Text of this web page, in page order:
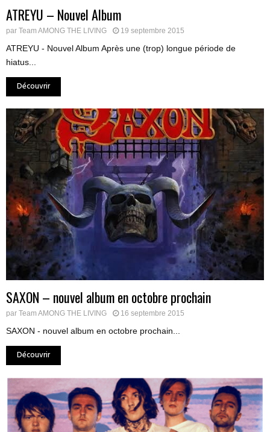
ATREYU – Nouvel Album
par Team AMONG THE LIVING 19 septembre 2015
ATREYU - Nouvel Album Après une (trop) longue période de
hiatus...
Découvrir
SAXON – nouvel album en octobre prochain
par Team AMONG THE LIVING 16 septembre 2015
SAXON - nouvel album en octobre prochain...
Découvrir